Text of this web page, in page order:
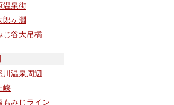
温泉街
郎ヶ淵
じ谷大吊橋
川温泉周辺
峡
もみじライン